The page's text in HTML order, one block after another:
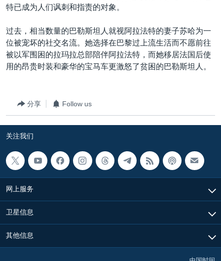
特已成为人们讽刺和指责的对象。
过去，相当数量的巴勒斯坦人就视阿拉法特的妻子苏哈为一
位被宠坏的社交名流。她选择在巴黎过上流生活而不愿前往
被以军围困的拉玛拉总部陪伴阿拉法特，而她移居法国后使
用的昂贵时装和豪华的宝马车更激怒了贫困的巴勒斯坦人。
分享 Follow us
关注我们
网上服务
卫星信息
其他信息